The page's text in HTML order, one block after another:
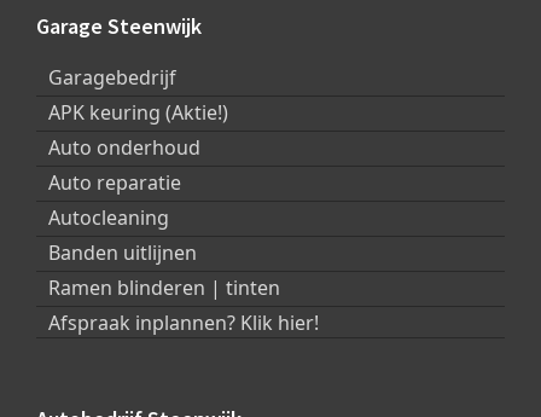
Garage Steenwijk
Garagebedrijf
APK keuring (Aktie!)
Auto onderhoud
Auto reparatie
Autocleaning
Banden uitlijnen
Ramen blinderen | tinten
Afspraak inplannen? Klik hier!